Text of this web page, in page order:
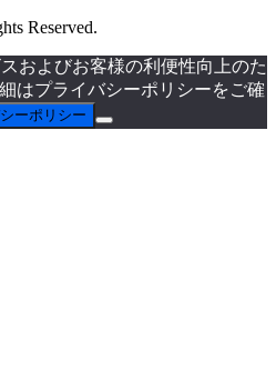
Reserved.
およびお客様の利便性向上のた
はプライバシーポリシーをご確
ーポリシー